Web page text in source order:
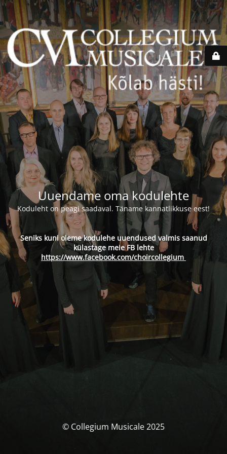
Uuendame oma kodulehte
Koduleht on peagi saadaval. Täname kannatlikkuse eest!
Seniks kuni oleme kodulehe uuendused valmis saanud
külastage meie FB lehte
https://www.facebook.com/choircollegium
© Collegium Musicale 2025